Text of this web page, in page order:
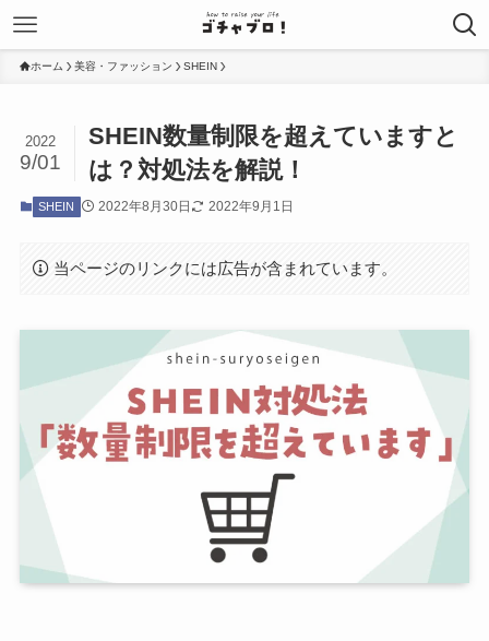
ホーム 美容・ファッション SHEIN
SHEIN数量制限を超えていますと
は？対処法を解説！
2022
9/01
SHEIN 2022年8月30日 2022年9月1日
当ページのリンクには広告が含まれています。